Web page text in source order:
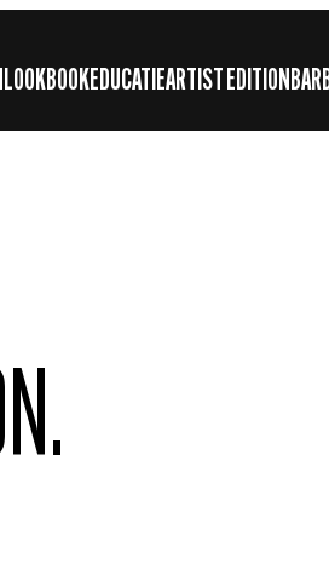
LOOKBOOKEDUCATIEARTIST EDITION